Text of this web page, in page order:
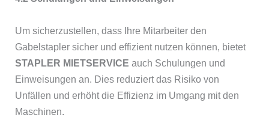
Um sicherzustellen, dass Ihre Mitarbeiter den
Gabelstapler sicher und effizient nutzen können, bietet
STAPLER MIETSERVICE auch Schulungen und
Einweisungen an. Dies reduziert das Risiko von
Unfällen und erhöht die Effizienz im Umgang mit den
Maschinen.